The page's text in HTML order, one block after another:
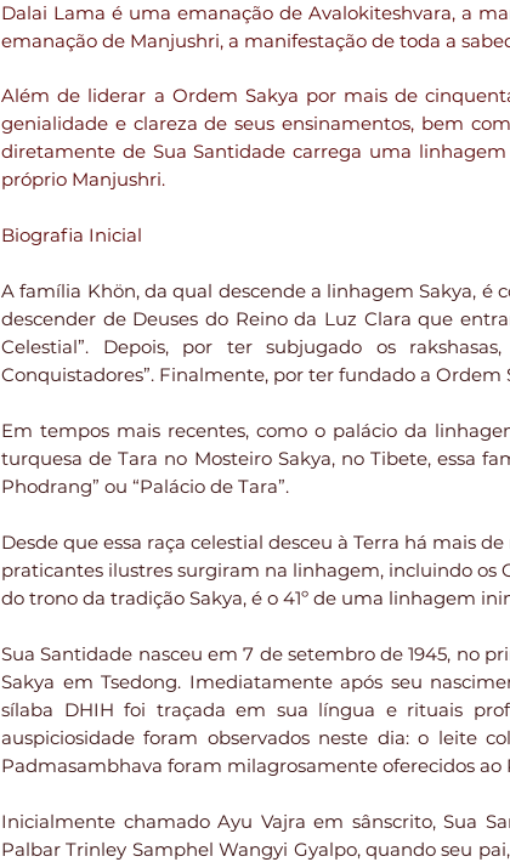
Dalai Lama é uma emanação de Avalokiteshvara, a
emanação de Manjushri, a manifestação de toda a
Além de liderar a Ordem Sakya por mais de
genialidade e clareza de seus ensinamentos, bem
diretamente de Sua Santidade carrega uma
próprio Manjushri.
Biografia Inicial
A família Khön, da qual descende a linhagem Sakya, é
descender de Deuses do Reino da Luz Clara que
Celestial”. Depois, por ter subjugado os
Conquistadores”. Finalmente, por ter fundado a Ordem
Em tempos mais recentes, como o palácio da
turquesa de Tara no Mosteiro Sakya, no Tibete, essa
Phodrang” ou “Palácio de Tara”.
Desde que essa raça celestial desceu à Terra há mais
praticantes ilustres surgiram na linhagem, incluindo os
do trono da tradição Sakya, é o 41º de uma linhagem
Sua Santidade nasceu em 7 de setembro de 1945, no
Sakya em Tsedong. Imediatamente após seu
sílaba DHIH foi traçada em sua língua e rituais
auspiciosidade foram observados neste dia: o leite
Padmasambhava foram milagrosamente oferecidos ao
Inicialmente chamado Ayu Vajra em sânscrito, Sua
Palbar Trinley Samphel Wangyi Gyalpo, quando seu